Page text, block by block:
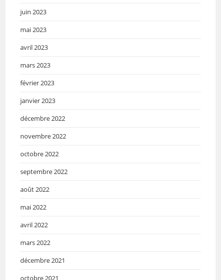
juin 2023
mai 2023
avril 2023
mars 2023
février 2023
janvier 2023
décembre 2022
novembre 2022
octobre 2022
septembre 2022
août 2022
mai 2022
avril 2022
mars 2022
décembre 2021
octobre 2021